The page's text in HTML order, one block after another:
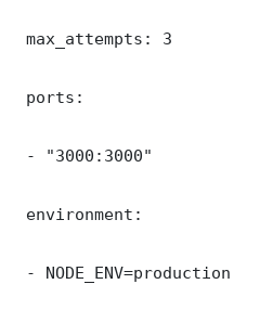
max_attempts: 3
ports:
- "3000:3000"
environment:
- NODE_ENV=production